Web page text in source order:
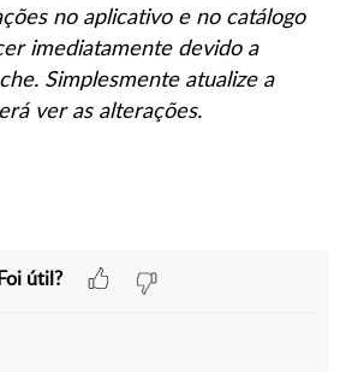
no aplicativo e no catálogo
imediatamente devido a
Simplesmente atualize a
ver as alterações.
útil?